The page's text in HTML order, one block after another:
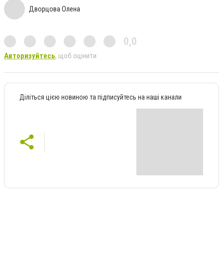
Дворцова Олена
0,0
Авторизуйтесь, щоб оцінити
Діліться цією новиною та підписуйтесь на наші канали